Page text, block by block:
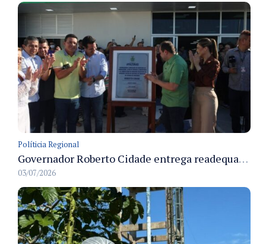
Políticia Regional
Governador Roberto Cidade entrega readequação do ambulatório da FCecon e amplia capacidade de atendimento oncológico em Manaus
03/07/2026